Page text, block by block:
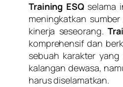
Training ESQ selama
meningkatkan
kinerja seseorang.
komprehensif dan
sebuah karakter
kalangan dewasa,
harus diselamatkan.